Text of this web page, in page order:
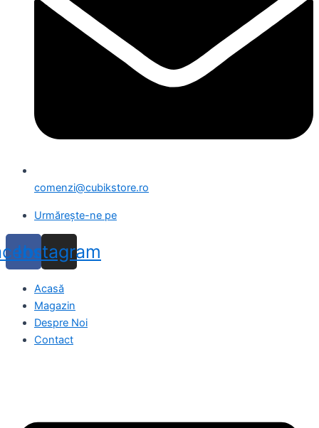
comenzi@cubikstore.ro
Urmărește-ne pe
Instagram
Acasă
Magazin
Despre Noi
Contact